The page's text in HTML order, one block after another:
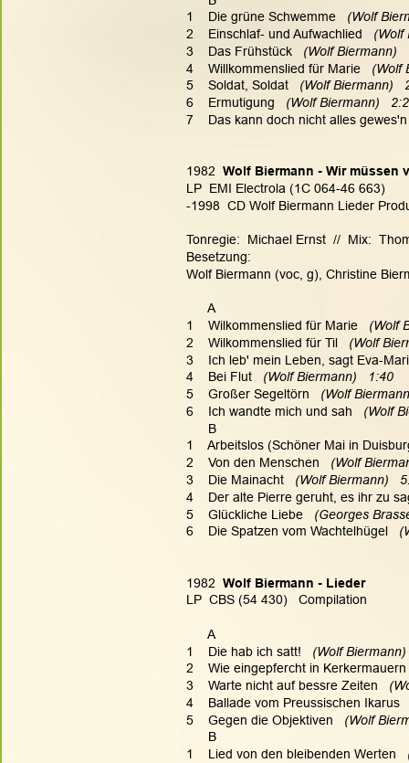
1    Die grüne Schwemme
(Wolf
2    Einschlaf- und Aufwachlied
3    Das Frühstück
(Wolf Biermann)
4    Willkommenslied für Marie
5    Soldat, Soldat
(Wolf Biermann)
6    Ermutigung
(Wolf Biermann)
7    Das kann doch nicht alles
1982 Wolf Biermann - Wir müssen
LP  EMI Electrola (1C 064-46 663)
-1998  CD Wolf Biermann Lieder
Tonregie:  Michael Ernst  //  Mix:
Besetzung:
Wolf Biermann (voc, g), Christine
      A
1    Wilkommenslied für Marie
(Wolf
2    Wilkommenslied für Til
(Wolf
3    Ich leb' mein Leben, sagt Eva-
4    Bei Flut
   (Wolf Biermann)   1:40
5    Großer Segeltörn
(Wolf
6    Ich wandte mich und sah
(Wolf
      B
1    Arbeitslos (Schöner Mai in
2    Von den Menschen
(Wolf
3    Die Mainacht
(Wolf Biermann)
4    Der alte Pierre geruht, es ihr zu
5    Glückliche Liebe
(Georges
6    Die Spatzen vom Wachtelhügel
1982 Wolf Biermann - Lieder
LP  CBS (54 430)   Compilation
      A
1    Die hab ich satt!
(Wolf Biermann)
2    Wie eingepfercht in Kerkermauern
3    Warte nicht auf bessre Zeiten
4    Ballade vom Preussischen Ikarus
5    Gegen die Objektiven
(Wolf
      B
1    Lied von den bleibenden Werten